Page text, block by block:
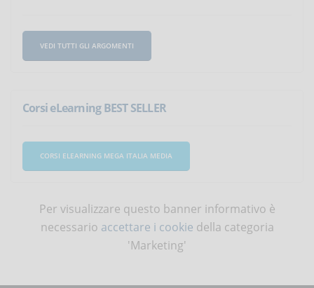
VEDI TUTTI GLI ARGOMENTI
Corsi eLearning BEST SELLER
CORSI ELEARNING MEGA ITALIA MEDIA
Per visualizzare questo banner informativo è
necessario accettare i cookie della categoria
'Marketing'